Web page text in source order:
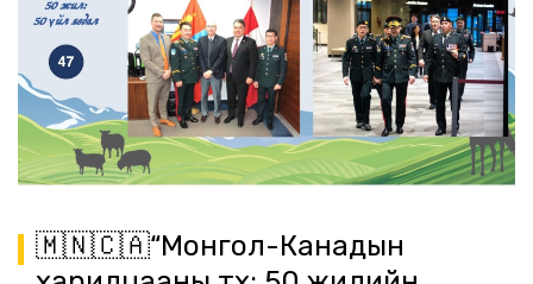
🇲🇳🇨🇦“Монгол-Канадын